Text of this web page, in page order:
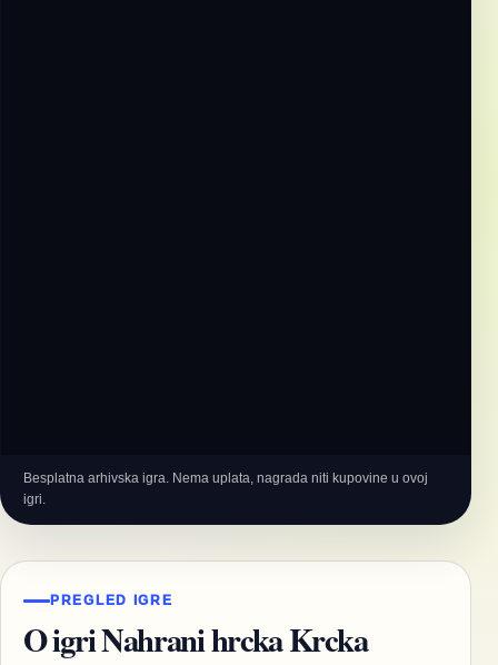
Besplatna arhivska igra. Nema uplata, nagrada niti kupovine u ovoj
igri.
PREGLED IGRE
O igri Nahrani hrcka Krcka